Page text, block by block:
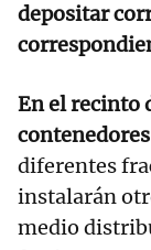
depositar
En el recinto
contenedores
diferentes
instalarán
medio